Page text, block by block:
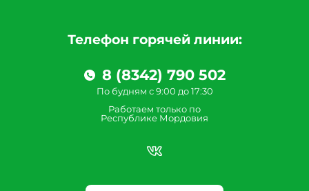
Телефон горячей линии:
8 (8342) 790 502
По будням с 9:00 до 17:30
Работаем только по
Республике Мордовия